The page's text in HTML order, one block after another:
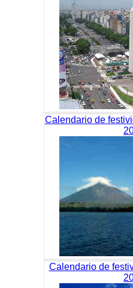
Calendario de
Calendario de